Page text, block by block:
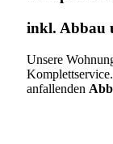
inkl. Abbau
Unsere
anfallenden